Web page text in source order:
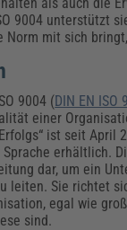
HERKERT)
HERKERT)
9004 unterstützt
Norm mit sich
9004 (DIN EN ISO
einer
ist seit April
erhältlich.
dar, um ein
leiten. Sie richtet
egal wie
sind.